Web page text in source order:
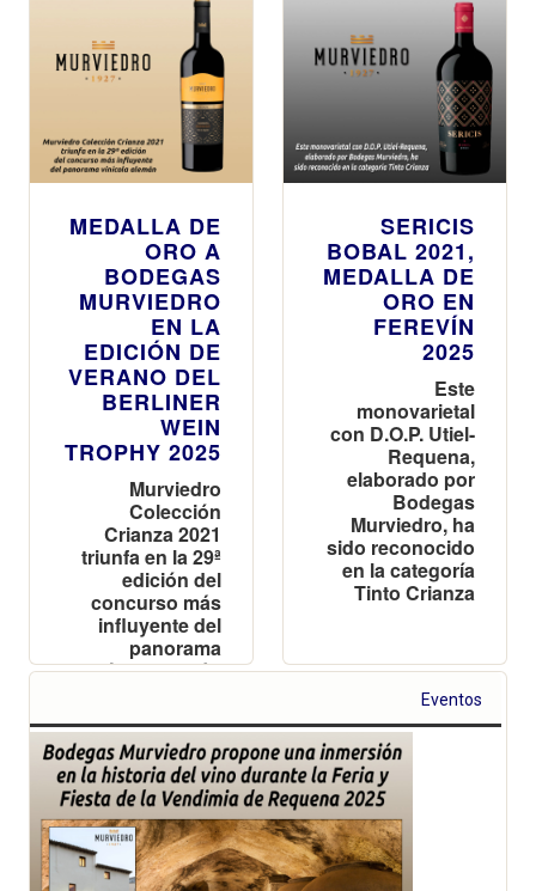
MEDALLA DE
ORO A
BODEGAS
MURVIEDRO
EN LA
EDICIÓN DE
VERANO DEL
BERLINER
WEIN
TROPHY 2025
Murviedro
Colección
Crianza 2021
triunfa en la 29ª
edición del
concurso más
influyente del
panorama
vinícola alemán
SERICIS
BOBAL 2021,
MEDALLA DE
ORO EN
FEREVÍN
2025
Este
monovarietal
con D.O.P. Utiel-
Requena,
elaborado por
Bodegas
Murviedro, ha
sido reconocido
en la categoría
Tinto Crianza
Eventos